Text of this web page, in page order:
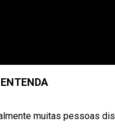
muitas pessoas